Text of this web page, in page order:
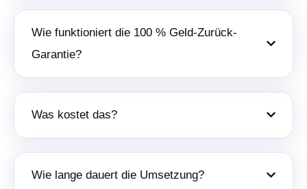
Wie funktioniert die 100 % Geld-Zurück-
Garantie?
Was kostet das?
Wie lange dauert die Umsetzung?